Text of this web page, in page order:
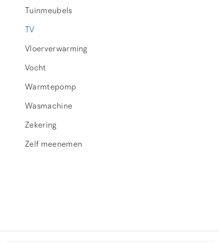
Tuinmeubels
TV
Vloerverwarming
Vocht
Warmtepomp
Wasmachine
Zekering
Zelf meenemen